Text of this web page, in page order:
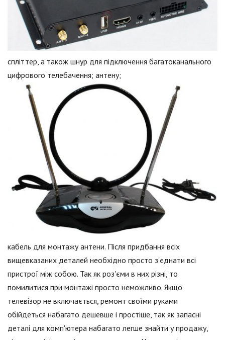
спліттер, а також шнур для підключення багатоканального
цифрового телебачення; антену;
кабель для монтажу антени. Після придбання всіх
вищевказаних деталей необхідно просто з'єднати всі
пристрої між собою. Так як роз'єми в них різні, то
помилитися при монтажі просто неможливо. Якщо
телевізор не включається, ремонт своїми руками
обійдеться набагато дешевше і простіше, так як запасні
деталі для комп'ютера набагато легше знайти у продажу,